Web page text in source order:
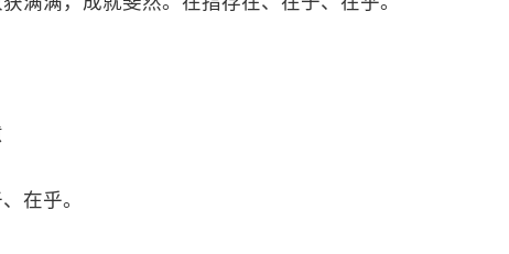
在乎。